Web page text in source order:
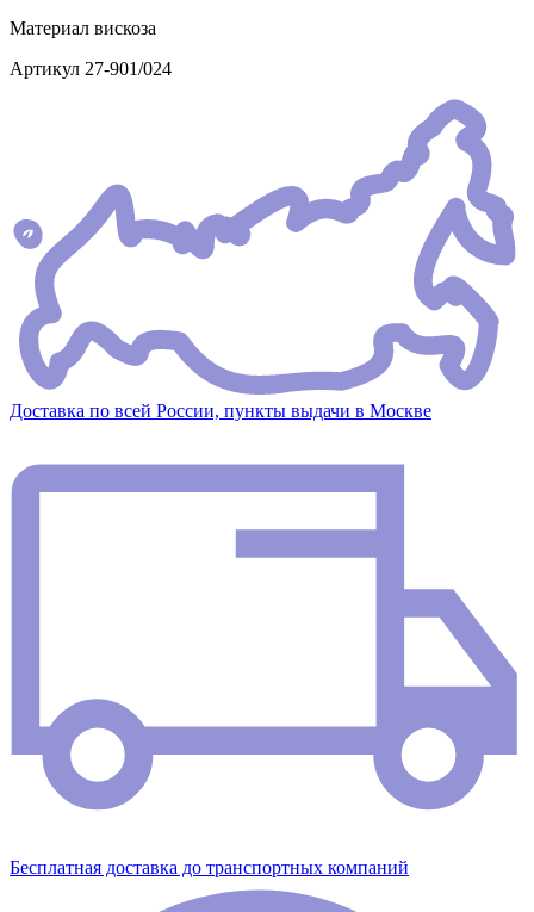
Материал вискоза
Артикул 27-901/024
Доставка по всей России, пункты выдачи в Москве
Бесплатная доставка до транспортных компаний